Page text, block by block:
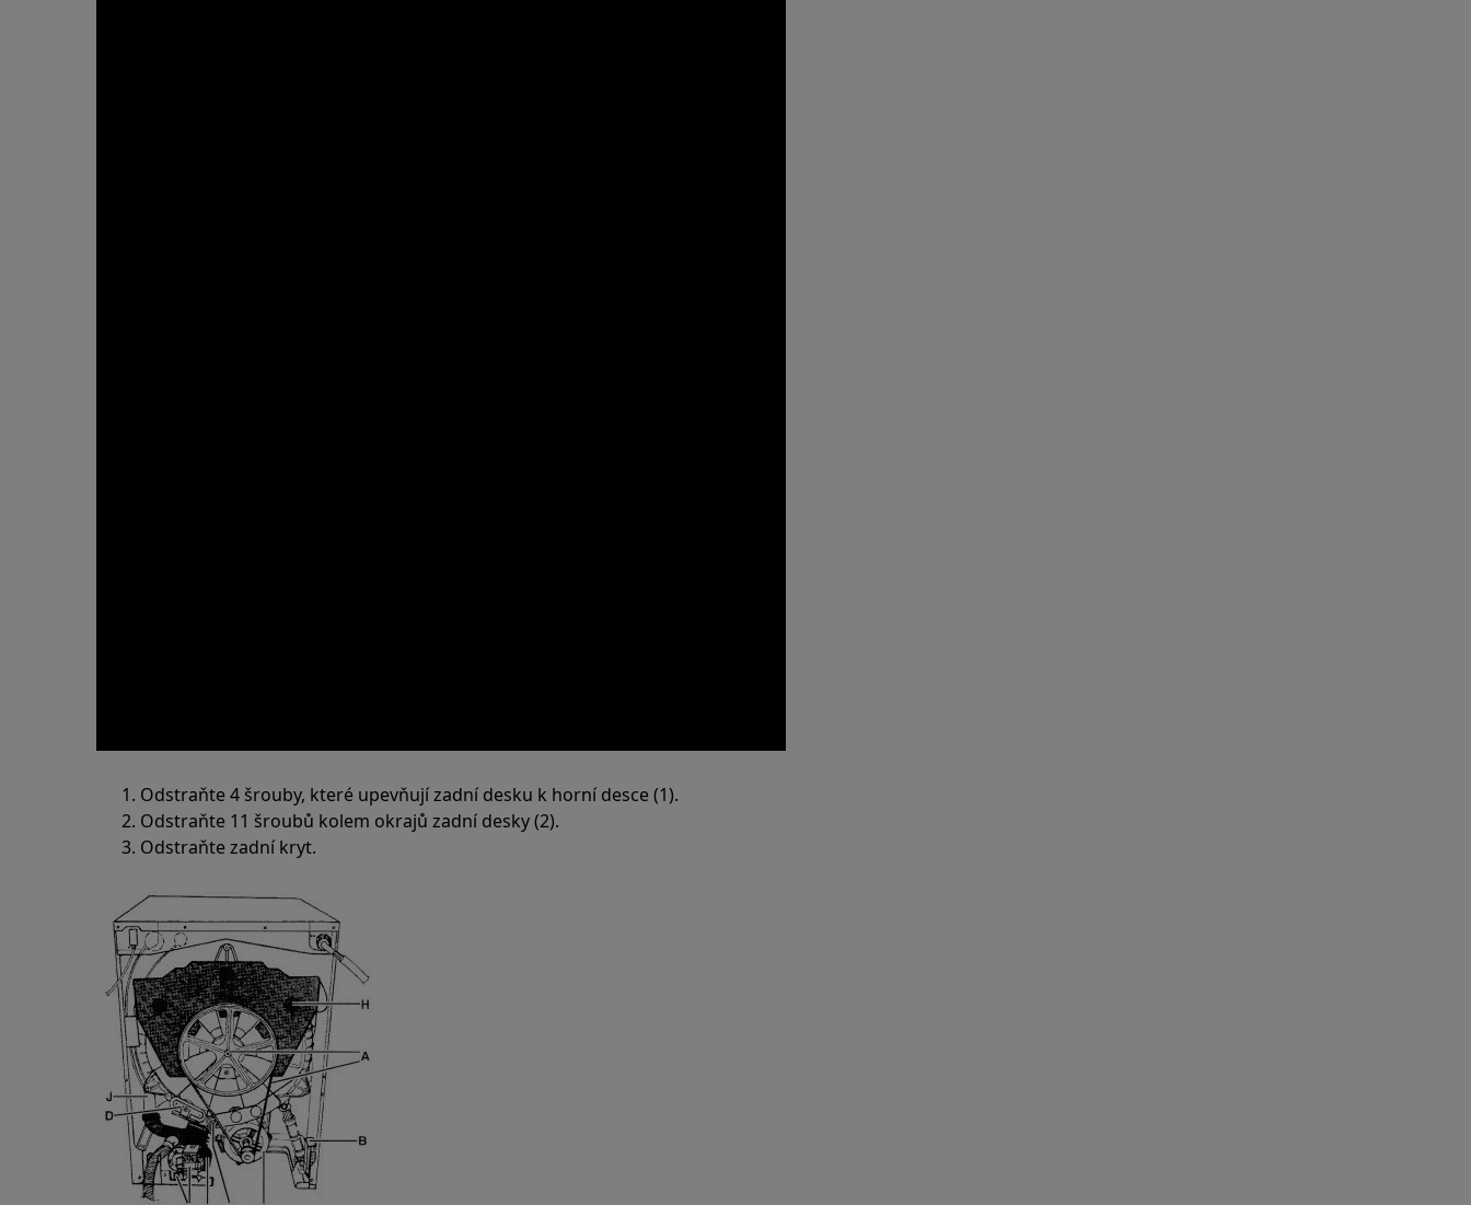
Odstraňte 4 šrouby, které upevňují zadní desku k horní desce (1).
Odstraňte 11 šroubů kolem okrajů zadní desky (2).
Odstraňte zadní kryt.